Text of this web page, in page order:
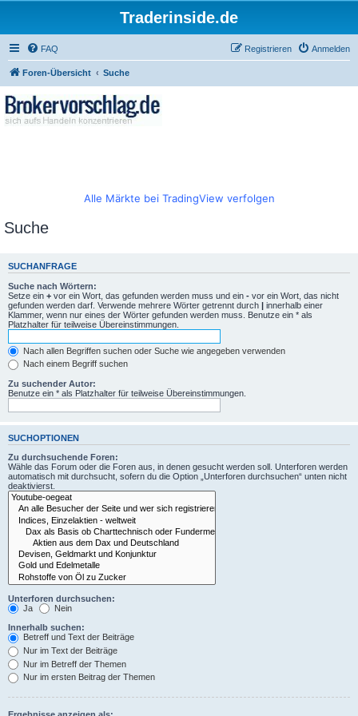
Traderinside.de
FAQ Anmelden
Registrieren
Foren-Übersicht Suche
Alle Märkte bei TradingView verfolgen
Suche
SUCHANFRAGE
Suche nach Wörtern:
Setze ein + vor ein Wort, das gefunden werden muss und ein - vor ein Wort, das nicht
gefunden werden darf. Verwende mehrere Wörter getrennt durch | innerhalb einer
Klammer, wenn nur eines der Wörter gefunden werden muss. Benutze ein * als
Platzhalter für teilweise Übereinstimmungen.
Nach allen Begriffen suchen oder Suche wie angegeben verwenden
Nach einem Begriff suchen
Zu suchender Autor:
Benutze ein * als Platzhalter für teilweise Übereinstimmungen.
SUCHOPTIONEN
Zu durchsuchende Foren:
Wähle das Forum oder die Foren aus, in denen gesucht werden soll. Unterforen werden
automatisch mit durchsucht, sofern du die Option „Unterforen durchsuchen“ unten nicht
deaktivierst.
Unterforen durchsuchen:
Ja
Nein
Innerhalb suchen:
Betreff und Text der Beiträge
Nur im Text der Beiträge
Nur im Betreff der Themen
Nur im ersten Beitrag der Themen